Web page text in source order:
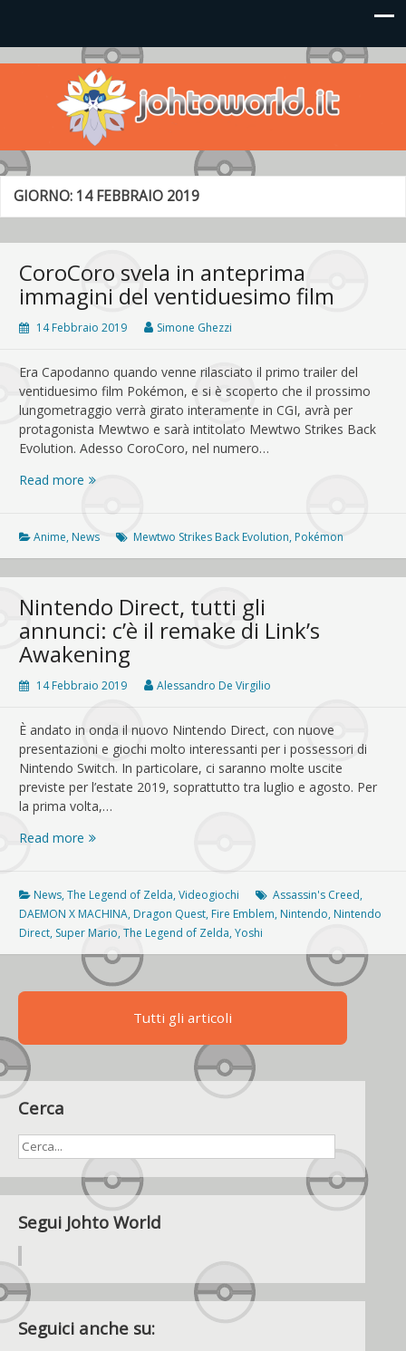
Johto World
Le novità più frizzanti dall'universo Pokémon e Nintendo
GIORNO: 14 FEBBRAIO 2019
CoroCoro svela in anteprima
immagini del ventiduesimo film
14 Febbraio 2019 Simone Ghezzi
Era Capodanno quando venne rilasciato il primo trailer del
ventiduesimo film Pokémon, e si è scoperto che il prossimo
lungometraggio verrà girato interamente in CGI, avrà per
protagonista Mewtwo e sarà intitolato Mewtwo Strikes Back
Evolution. Adesso CoroCoro, nel numero…
Read more CoroCoro
in
anteprima
immagini
del
film
Anime, News Mewtwo Strikes Back Evolution, Pokémon
Nintendo Direct, tutti gli
annunci: c’è il remake di Link’s
Awakening
14 Febbraio 2019 Alessandro De Virgilio
È andato in onda il nuovo Nintendo Direct, con nuove
presentazioni e giochi molto interessanti per i possessori di
Nintendo Switch. In particolare, ci saranno molte uscite
previste per l’estate 2019, soprattutto tra luglio e agosto. Per
la prima volta,…
Read more Nintendo
gli
annunci:
c’è
il
remake
di
Awakening
News,The Legend of Zelda,Videogiochi Assassin's Creed,
DAEMON X MACHINA, Dragon Quest, Fire Emblem, Nintendo, Nintendo
Direct, Super Mario,The Legend of Zelda,Yoshi
Tutti gli articoli
Cerca
Segui Johto World
Seguici anche su: